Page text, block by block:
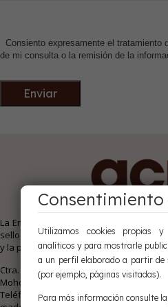
Consiento expresamente el tratamiento
de mi consulta o la remisión de la
La Empresa Ayuntamiento de Cuenca
sello nº 21-01 de calidad AITIM para
y la posterior clasificación CE.
Ctra. Los Palancares s/n 16193
Mohorte - Cuenca
Teléfono:969 14 02 48
Consentimiento
Utilizamos cookies propias
analíticos y para mostrarle
a un perfil elaborado a partir de
(por ejemplo, páginas visitadas).
Para más información consulte la